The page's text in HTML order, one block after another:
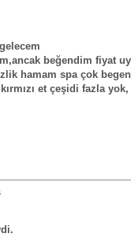
beğendim fiyat
hamam spa çok
et çeşidi fazla yok,